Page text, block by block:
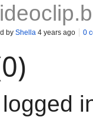
by Shella 4 years ago 0